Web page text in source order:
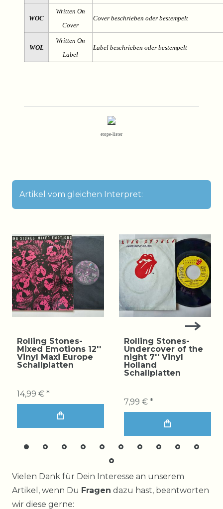
WOC
Written On
Cover
Cover beschrieben oder bestempelt
WOL
Written On
Label
Label beschrieben oder bestempelt
etope-lister
Artikel vom gleichen Interpret:
Rolling Stones-
Mixed Emotions 12''
Vinyl Maxi Europe
Schallplatten
14,99 € *
Rolling Stones-
Undercover of the
night 7'' Vinyl
Holland
Schallplatten
7,99 € *
Vielen Dank für Dein Interesse an unserem
Artikel, wenn Du Fragen dazu hast, beantworten
wir diese gerne:
Ceres::Template.mailFormHoneypotLabel